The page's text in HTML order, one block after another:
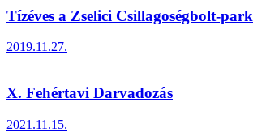
Tízéves a Zselici Csillagoségbolt-park
2019.11.27.
X. Fehértavi Darvadozás
2021.11.15.